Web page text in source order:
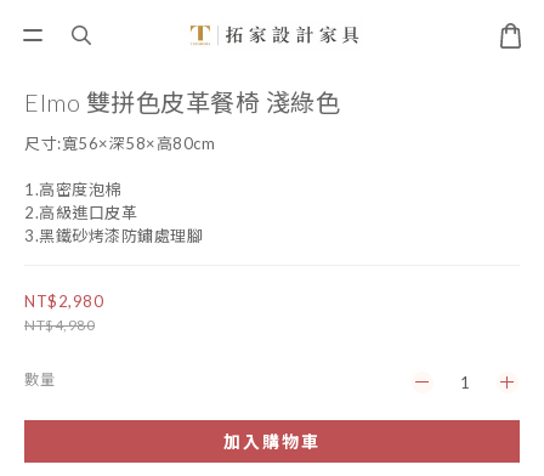
Elmo 雙拼色皮革餐椅 淺綠色
尺寸:寬56×深58×高80cm
1.高密度泡棉
2.高級進口皮革
3.黑鐵砂烤漆防鏽處理腳
NT$2,980
NT$4,980
數量
加入購物車